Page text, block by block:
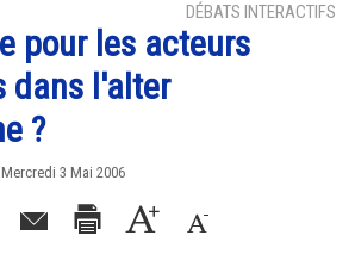
DÉBATS INTERACTIFS
pour les acteurs
dans l'alter
?
3 Mai 2006